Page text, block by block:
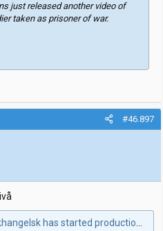
just released another video of
taken as prisoner of war.
#46.897
started production of grenade components